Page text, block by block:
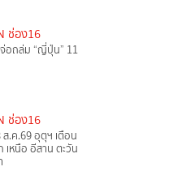
ช่อง16
อถล่ม “ญี่ปุ่น” 11
ช่อง16
.ค.69 อุตุฯ เตือน
เหนือ อีสาน ตะวัน